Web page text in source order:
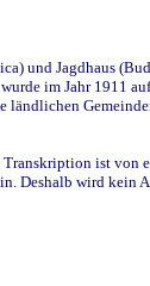
und Jagdhaus
im Jahr 1911
ist
Deshalb wird kein